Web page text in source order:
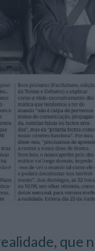
que